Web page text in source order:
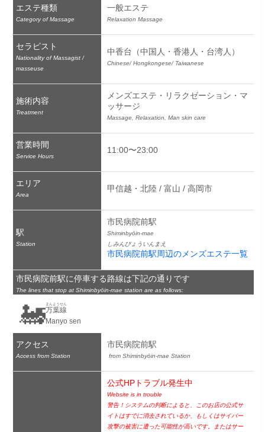
エステ種類
Category of Massage
一般エステ
Relaxation Massage
セラピスト
Nationality of Massagist /
masseuse
中香台（中国人・香港人・台湾人）
Chinese/ Hongkongese/ Taiwanese
施術内容
Treatment
メンズエステ・リラクゼーション・マ
ッサージ
Massage, Relaxation, Man skin care
営業時間
Service Hours
11:00〜23:00
エリア
Area
甲信越・北陸 / 富山 / 高岡市
駅
Station
市民病院前駅
Shiminbyōin-mae
しみんびょういんまえ
市民病院前駅周辺のメンズエステ一覧
市民病院前駅に停車する路線は下記の通りです
The lines that stop at Shiminbyōin-mae station are as follows:
🚂万葉線
まんようせん
Manyo sen
アクセス
Access from Station
市民病院前駅
from Shiminbyōin-mae Station
公式HPトラブル発生中
Website is in trouble
警告！システムの判断によると、このお店の公式サ
イトはすでに消去されているか、もしくはサイバー
攻撃の被害に遭った可能性が高いです。またはサー